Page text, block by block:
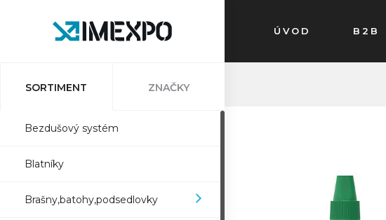
SORTIMENT ZNAČKY
Bezdušový systém
Blatníky
Brašny,batohy,podsedlovky
ÚVOD B2B